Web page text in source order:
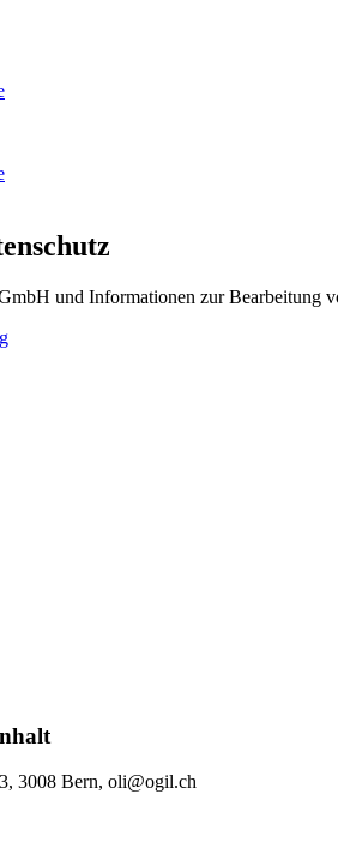
und Informationen zur Bearbeitung
3008 Bern, oli@ogil.ch